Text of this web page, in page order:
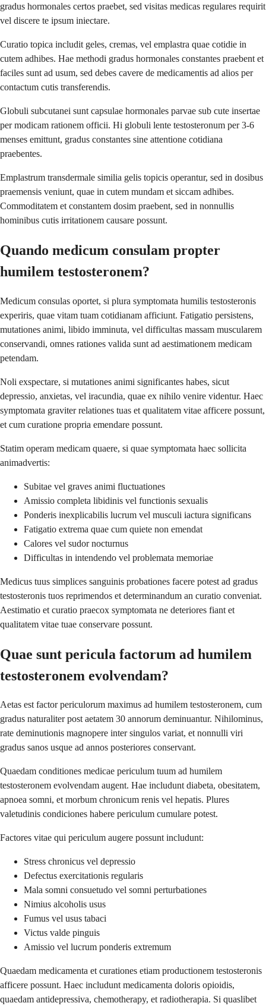
gradus hormonales certos praebet, sed visitas medicas regulares requirit
vel discere te ipsum iniectare.
Curatio topica includit geles, cremas, vel emplastra quae cotidie in
cutem adhibes. Hae methodi gradus hormonales constantes praebent et
faciles sunt ad usum, sed debes cavere de medicamentis ad alios per
contactum cutis transferendis.
Globuli subcutanei sunt capsulae hormonales parvae sub cute insertae
per modicam rationem officii. Hi globuli lente testosteronum per 3-6
menses emittunt, gradus constantes sine attentione cotidiana
praebentes.
Emplastrum transdermale similia gelis topicis operantur, sed in dosibus
praemensis veniunt, quae in cutem mundam et siccam adhibes.
Commoditatem et constantem dosim praebent, sed in nonnullis
hominibus cutis irritationem causare possunt.
Quando medicum consulam propter
humilem testosteronem?
Medicum consulas oportet, si plura symptomata humilis testosteronis
experiris, quae vitam tuam cotidianam afficiunt. Fatigatio persistens,
mutationes animi, libido imminuta, vel difficultas massam muscularem
conservandi, omnes rationes valida sunt ad aestimationem medicam
petendam.
Noli exspectare, si mutationes animi significantes habes, sicut
depressio, anxietas, vel iracundia, quae ex nihilo venire videntur. Haec
symptomata graviter relationes tuas et qualitatem vitae afficere possunt,
et cum curatione propria emendare possunt.
Statim operam medicam quaere, si quae symptomata haec sollicita
animadvertis:
Subitae vel graves animi fluctuationes
Amissio completa libidinis vel functionis sexualis
Ponderis inexplicabilis lucrum vel musculi iactura significans
Fatigatio extrema quae cum quiete non emendat
Calores vel sudor nocturnus
Difficultas in intendendo vel problemata memoriae
Medicus tuus simplices sanguinis probationes facere potest ad gradus
testosteronis tuos reprimendos et determinandum an curatio conveniat.
Aestimatio et curatio praecox symptomata ne deteriores fiant et
qualitatem vitae tuae conservare possunt.
Quae sunt pericula factorum ad humilem
testosteronem evolvendam?
Aetas est factor periculorum maximus ad humilem testosteronem, cum
gradus naturaliter post aetatem 30 annorum deminuantur. Nihilominus,
rate deminutionis magnopere inter singulos variat, et nonnulli viri
gradus sanos usque ad annos posteriores conservant.
Quaedam conditiones medicae periculum tuum ad humilem
testosteronem evolvendam augent. Hae includunt diabeta, obesitatem,
apnoea somni, et morbum chronicum renis vel hepatis. Plures
valetudinis condiciones habere periculum cumulare potest.
Factores vitae qui periculum augere possunt includunt:
Stress chronicus vel depressio
Defectus exercitationis regularis
Mala somni consuetudo vel somni perturbationes
Nimius alcoholis usus
Fumus vel usus tabaci
Victus valde pinguis
Amissio vel lucrum ponderis extremum
Quaedam medicamenta et curationes etiam productionem testosteronis
afficere possunt. Haec includunt medicamenta doloris opioidis,
quaedam antidepressiva, chemotherapy, et radiotherapia. Si quaslibet